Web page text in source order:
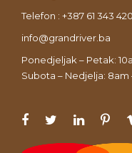
Telefon : +387 61 343 420
info@grandriver.ba
Ponedjeljak – Petak:
Subota – Nedjelja: 8am